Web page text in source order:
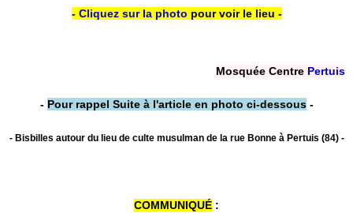
- Cliquez sur la photo pour voir le lieu -
Mosquée Centre Pertuis
- Pour rappel Suite à l'article en photo ci-dessous -
- Bisbilles autour du lieu de culte musulman de la rue Bonne à Pertuis (84) -
COMMUNIQUÉ :